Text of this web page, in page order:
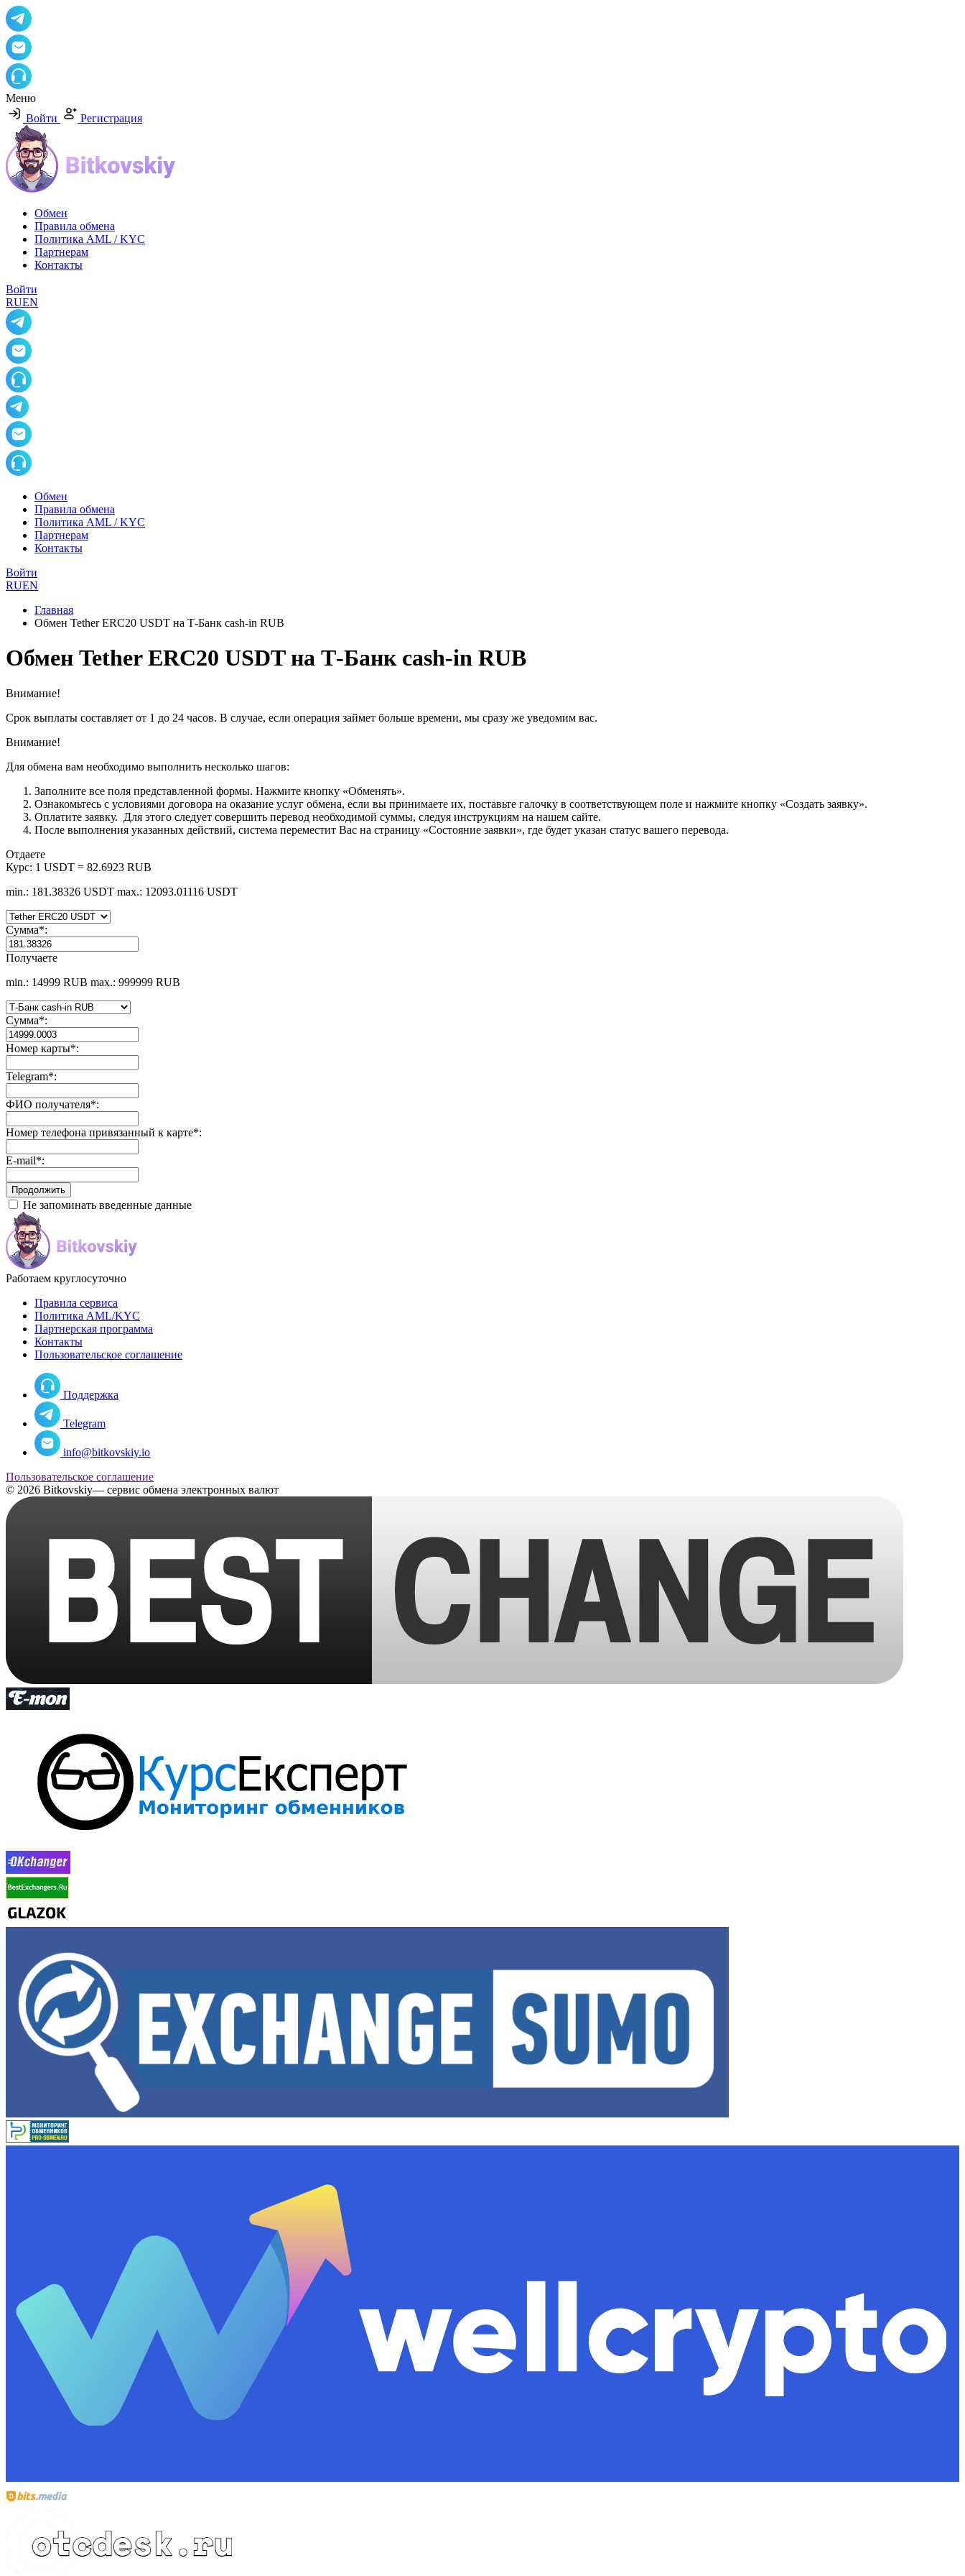
Меню
Войти
Регистрация
Обмен
Правила обмена
Политика AML / KYC
Партнерам
Контакты
Войти
RUEN
Обмен
Правила обмена
Политика AML / KYC
Партнерам
Контакты
Войти
RUEN
Главная
Обмен Tether ERC20 USDT на Т-Банк cash-in RUB
Обмен Tether ERC20 USDT на Т-Банк cash-in RUB
Внимание!
Срок выплаты составляет от 1 до 24 часов. В случае, если операция займет больше времени, мы сразу же уведомим вас.
Внимание!
Для обмена вам необходимо выполнить несколько шагов:
Заполните все поля представленной формы. Нажмите кнопку «Обменять».
Ознакомьтесь с условиями договора на оказание услуг обмена, если вы принимаете их, поставьте галочку в соответствующем поле и нажмите кнопку «Создать заявку».
Оплатите заявку. Для этого следует совершить перевод необходимой суммы, следуя инструкциям на нашем сайте.
После выполнения указанных действий, система переместит Вас на страницу «Состояние заявки», где будет указан статус вашего перевода.
Отдаете
Курс: 1 USDT = 82.6923 RUB
min.: 181.38326 USDT max.: 12093.01116 USDT
Сумма*:
Получаете
min.: 14999 RUB max.: 999999 RUB
Сумма*:
Номер карты*:
Telegram*:
ФИО получателя*:
Номер телефона привязанный к карте*:
E-mail*:
Не запоминать введенные данные
Работаем круглосуточно
Правила сервиса
Политика AML/KYC
Партнерская программа
Контакты
Пользовательское соглашение
Поддержка
Telegram
info@bitkovskiy.io
Пользовательское соглашение
© 2026 Bitkovskiy— сервис обмена электронных валют